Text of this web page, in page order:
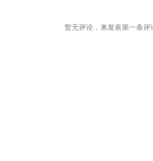
暂无评论，来发表第一条评